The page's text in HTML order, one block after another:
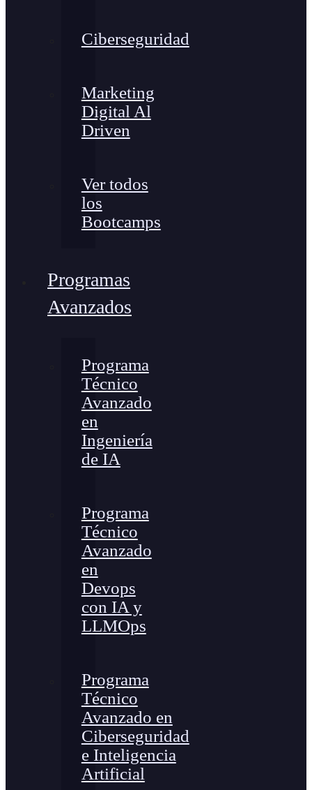
Ciberseguridad
Marketing
Digital Al
Driven
Ver todos
los
Bootcamps
Programas
Avanzados
Programa
Técnico
Avanzado
en
Ingeniería
de IA
Programa
Técnico
Avanzado
en
Devops
con IA y
LLMOps
Programa
Técnico
Avanzado en
Ciberseguridad
e Inteligencia
Artificial